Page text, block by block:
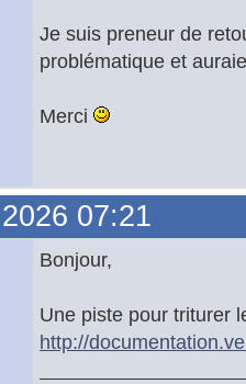
Je suis preneur de
problématique et
Merci
07:21
Bonjour,
Une piste pour triturer
http://